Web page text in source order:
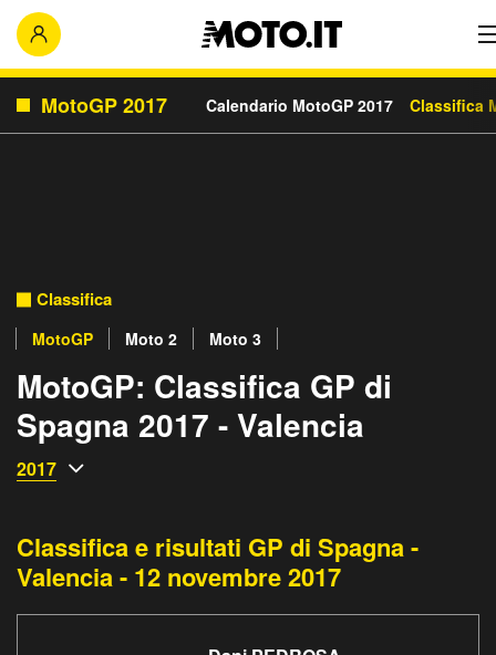
MotoGP 2017 Calendario MotoGP 2017 Classifica
Classifica
MotoGP Moto 2 Moto 3
MotoGP: Classifica GP di
Spagna 2017 - Valencia
2017
Classifica e risultati GP di Spagna -
Valencia - 12 novembre 2017